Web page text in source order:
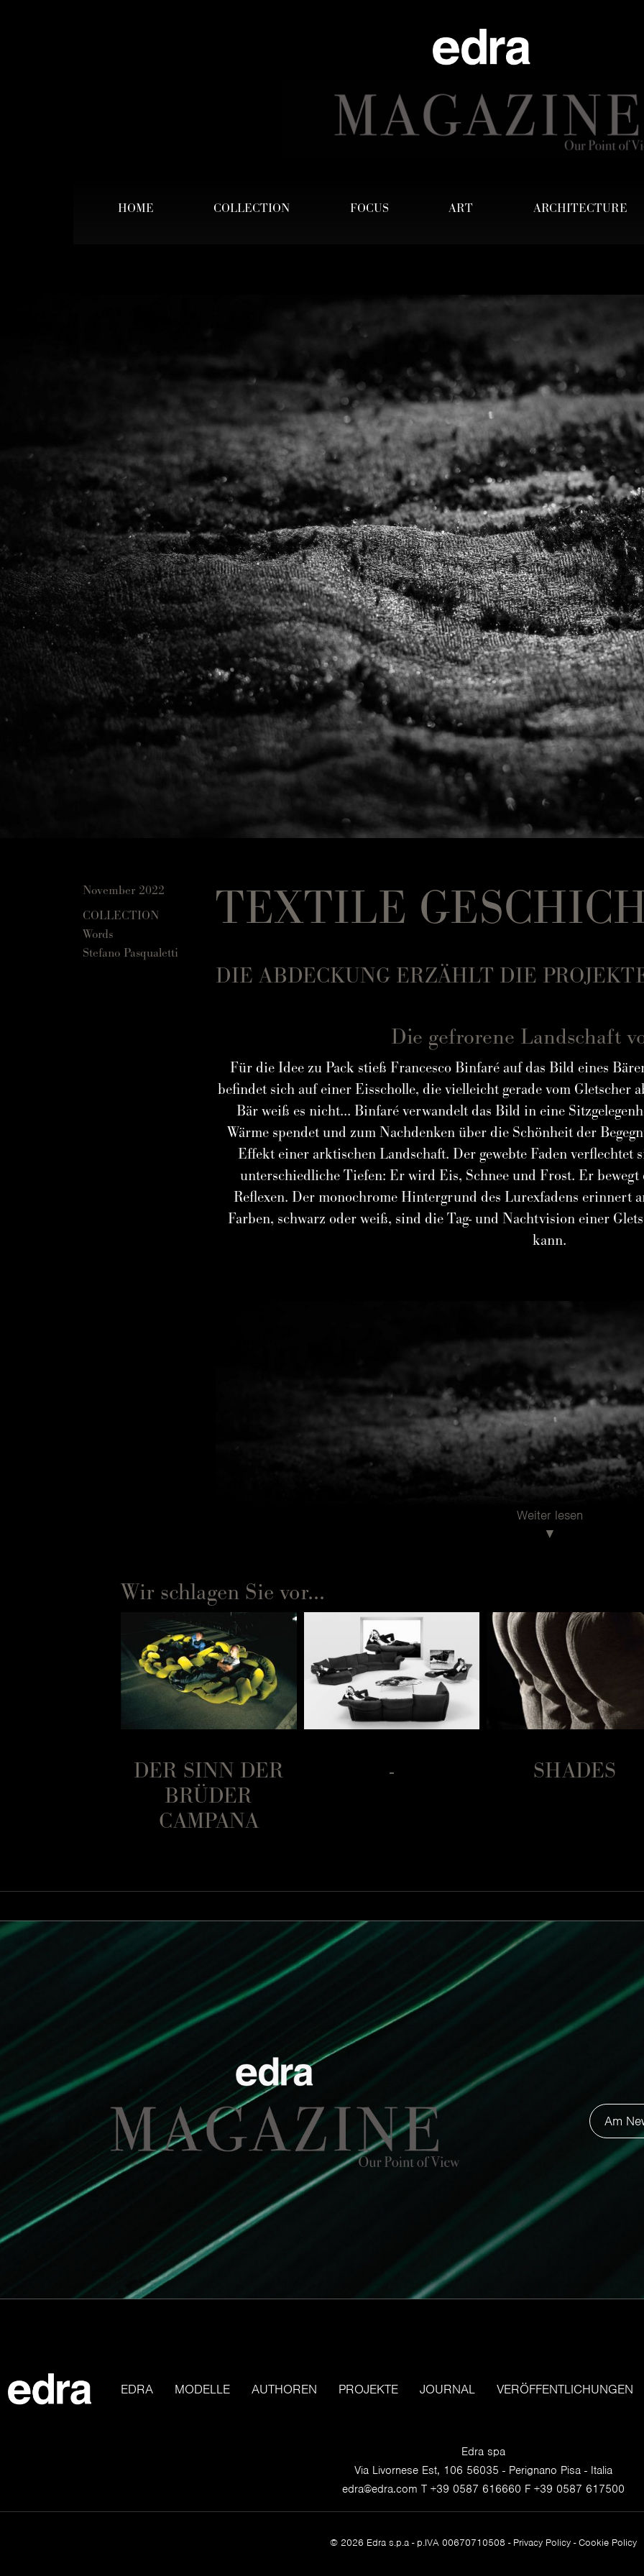
HOME COLLECTION FOCUS ART ARCHITECTURE
November 2022
COLLECTION
Words
Stefano Pasqualetti
TEXTILE
DIE ABDECKUNG ERZÄHLT DIE
Die gefrorene Landschaft
Für die Idee zu Pack stieß Francesco Binfaré auf das Bild eines
befindet sich auf einer Eisscholle, die vielleicht gerade vom Gletscher
Bär weiß es nicht... Binfaré verwandelt das Bild in eine
Wärme spendet und zum Nachdenken über die Schönheit der
Effekt einer arktischen Landschaft. Der gewebte Faden verflechtet
unterschiedliche Tiefen: Er wird Eis, Schnee und Frost. Er
Reflexen. Der monochrome Hintergrund des Lurexfadens erinnert
Farben, schwarz oder weiß, sind die Tag- und Nachtvision einer
kann.
Sonnenbad am Meer. Der Stoff ist dreidimensional: Das gemusterte
hebt sich von der Hintergrundtextur ab. Er ähnelt der Oberfläche
Flechten bedeckt ist. Er ist satt, weich und hell. Er fühlt sich
neutralen und warmen Tönen wie Weiß oder Beige bis hin zu
fluoreszierendem Gelb reichen, erinnern an die Farben der Natur.
Form und Materie.
Weiter lesen
Wir schlagen Sie vor...
DER SINN DER
BRÜDER
CAMPANA
- SHADES
Am
EDRA MODELLE AUTHOREN PROJEKTE JOURNAL VERÖFFENTLICHUNGEN
Edra spa
Via Livornese Est, 106 56035 - Perignano Pisa - Italia
edra@edra.com T +39 0587 616660 F +39 0587 617500
© 2026 Edra s.p.a - p.IVA 00670710508 - Privacy Policy-Cookie Policy